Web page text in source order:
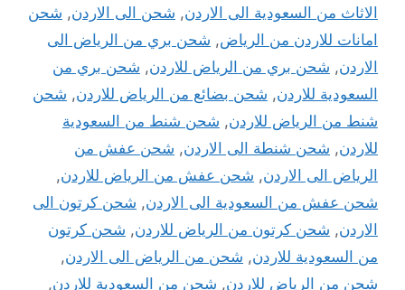
الاثاث من السعودية الى الاردن, شحن الى الاردن, شحن
امانات للاردن من الرياض, شحن بري من الرياض الى
الاردن, شحن بري من الرياض للاردن, شحن بري من
السعودية للاردن, شحن بضائع من الرياض للاردن, شحن
شنط من الرياض للاردن, شحن شنط من السعودية
للاردن, شحن شنطة الى الاردن, شحن عفش من
الرياض الى الاردن, شحن عفش من الرياض للاردن,
شحن عفش من السعودية الى الاردن, شحن كرتون الى
الاردن, شحن كرتون من الرياض للاردن, شحن كرتون
من السعودية للاردن, شحن من الرياض الى الاردن,
شحن من الرياض للاردن, شحن من السعودية للاردن,